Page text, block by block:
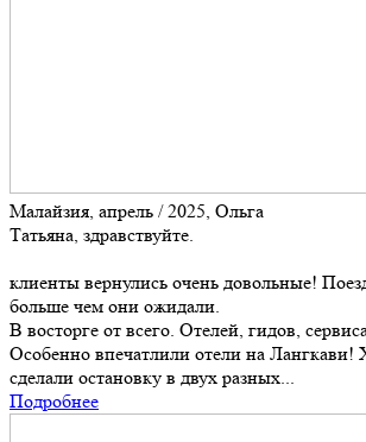
Малайзия, апрель / 2025, Ольга
Татьяна, здравствуйте.
клиенты вернулись очень довольные!
больше чем они ожидали.
В восторге от всего. Отелей, гидов, сервиса.
Особенно впечатлили отели на Лангкави!
сделали остановку в двух разных...
Подробнее